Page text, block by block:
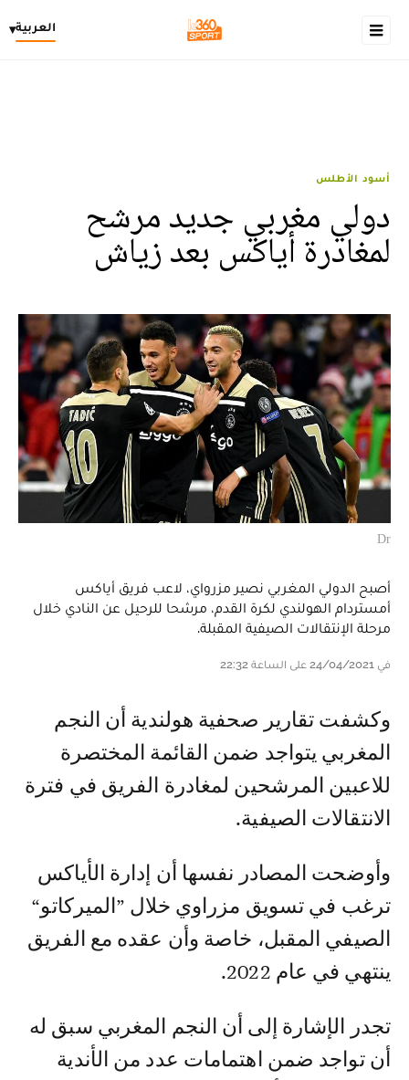
العربية▾
أسود الأطلس
دولي مغربي جديد مرشح
لمغادرة أياكس بعد زياش
Dr
أصبح الدولي المغربي نصير مزرواي، لاعب فريق أياكس
أمستردام الهولندي لكرة القدم، مرشحا للرحيل عن النادي خلال
مرحلة الإنتقالات الصيفية المقبلة.
في 24/04/2021 على الساعة 22:32
وكشفت تقارير صحفية هولندية أن النجم
المغربي يتواجد ضمن القائمة المختصرة
للاعبين المرشحين لمغادرة الفريق في فترة
الانتقالات الصيفية.
وأوضحت المصادر نفسها أن إدارة الأياكس
ترغب في تسويق مزراوي خلال ”الميركاتو“
الصيفي المقبل، خاصة وأن عقده مع الفريق
ينتهي في عام 2022.
تجدر الإشارة إلى أن النجم المغربي سبق له
أن تواجد ضمن اهتمامات عدد من الأندية